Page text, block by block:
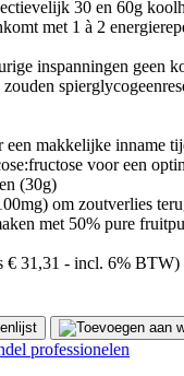
30 en 60g
met 1 à 2
inspanningen geen
makkelijke inname
voor een
(30g)
om zoutverlies
met 50% pure
€ 31,31 - incl. 6% BTW)
professionelen